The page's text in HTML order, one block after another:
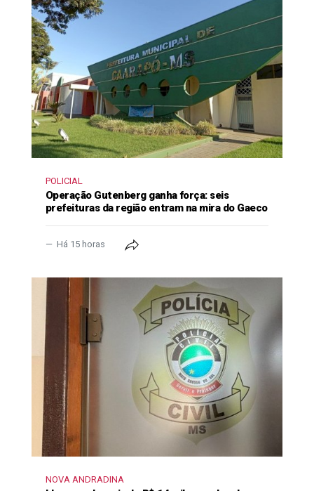
POLICIAL
Operação Gutenberg ganha força: seis
prefeituras da região entram na mira do Gaeco
Há 15 horas
NOVA ANDRADINA